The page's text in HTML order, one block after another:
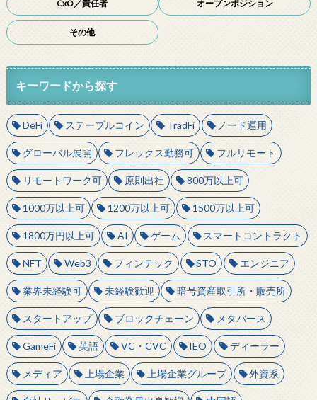
CxO／責任者 オープンポジション
その他
キーワードから探す
DeFi ステーブルコイン TradFi ノード運用
グローバル展開 フレックス勤務可 フルリモート
リモートワーク可 原則出社 800万以上可
1000万以上可 1200万以上可 1500万以上可
1800万円以上可 AI ゲーム スマートコントラクト
NFT Web3 フィンテック STO エンジニア
業界未経験可 未経験歓迎 暗号資産取引所・販売所
スタートアップ ブロックチェーン メタバース
GameFi 英語 VC・CVC IEO ディーラー
メディア 上場企業 上場企業グループ 外資系